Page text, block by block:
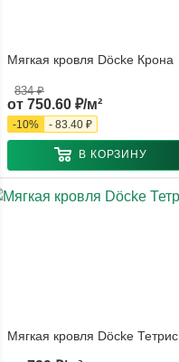
Мягкая кровля Döcke Крона
от 750.60 ₽/м²
834 ₽
-10% - 83.40 ₽
В КОРЗИНУ
Мягкая кровля Döcke Тетрис